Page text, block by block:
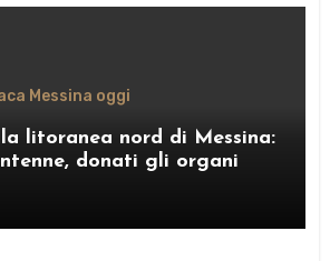
Messina oggi
litoranea nord di Messina:
donati gli organi